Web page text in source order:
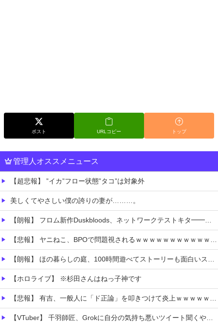
ポスト URLコピー トップ
管理人オススメニュース
【超悲報】 ”イカ”フロー状態”タコ”は対象外
美しくてやさしい僕の誇りの妻が………。
【朗報】 フロム新作Duskbloods、ネットワークテストキタ━━━━(゜∀゜)━━━━!!
【悲報】 ヤニねこ、BPOで問題視されるｗｗｗｗｗｗｗｗｗｗｗｗｗ
【朗報】 ほの暮らしの庭、100時間遊べてストーリーも面白いスタバレの上位互換だとまじで好評
【ホロライブ】 ※杉田さんはねっ子神です
【悲報】 有吉、一般人に「ド正論」を叩きつけて炎上ｗｗｗｗｗｗｗｗ
【VTuber】 千羽師匠、Grokに自分の気持ち悪いツイート聞くやつやってるのかなって思ったら相手鴨神やんけ